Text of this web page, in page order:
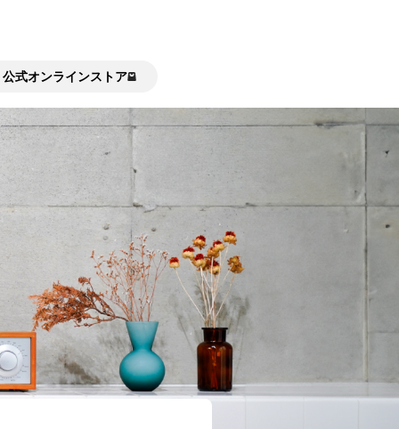
公式オンラインストア